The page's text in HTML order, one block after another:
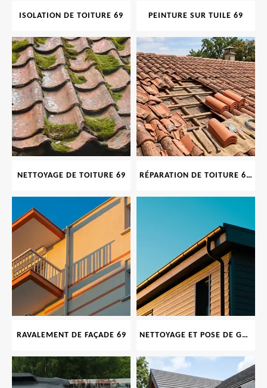
ISOLATION DE TOITURE 69 PEINTURE SUR TUILE 69
NETTOYAGE DE TOITURE 69 RÉPARATION DE TOITURE 69 RHONE, TUILES CASSÉES OU ABIMÉES
RAVALEMENT DE FAÇADE 69 NETTOYAGE ET POSE DE GOUTTIÈRE 69